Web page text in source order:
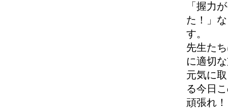
「握力
た！」
す。
先生た
に適切
元気に
る今日
頑張れ